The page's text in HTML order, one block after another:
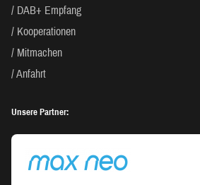
DAB+ Empfang
Kooperationen
Mitmachen
Anfahrt
Unsere Partner: